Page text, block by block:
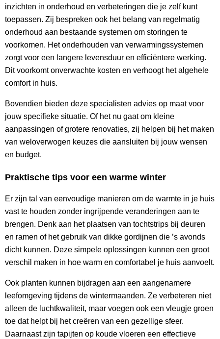
inzichten in onderhoud en verbeteringen die je zelf kunt
toepassen. Zij bespreken ook het belang van regelmatig
onderhoud aan bestaande systemen om storingen te
voorkomen. Het onderhouden van verwarmingssystemen
zorgt voor een langere levensduur en efficiëntere werking.
Dit voorkomt onverwachte kosten en verhoogt het algehele
comfort in huis.
Bovendien bieden deze specialisten advies op maat voor
jouw specifieke situatie. Of het nu gaat om kleine
aanpassingen of grotere renovaties, zij helpen bij het maken
van weloverwogen keuzes die aansluiten bij jouw wensen
en budget.
Praktische tips voor een warme winter
Er zijn tal van eenvoudige manieren om de warmte in je huis
vast te houden zonder ingrijpende veranderingen aan te
brengen. Denk aan het plaatsen van tochtstrips bij deuren
en ramen of het gebruik van dikke gordijnen die ’s avonds
dicht kunnen. Deze simpele oplossingen kunnen een groot
verschil maken in hoe warm en comfortabel je huis aanvoelt.
Ook planten kunnen bijdragen aan een aangenamere
leefomgeving tijdens de wintermaanden. Ze verbeteren niet
alleen de luchtkwaliteit, maar voegen ook een vleugje groen
toe dat helpt bij het creëren van een gezellige sfeer.
Daarnaast zijn tapijten op koude vloeren een effectieve